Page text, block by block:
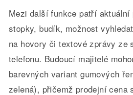
Mezi další funkce patří aktuální
stopky, budík, možnost
na hovory či textové zprávy ze
telefonu. Budoucí majitelé
barevných variant gumových
zelená), přičemž prodejní cena